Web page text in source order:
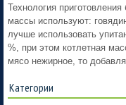
Технология
массы используют:
лучше использовать
%, при этом котлетная
мясо нежирное, то
Категории